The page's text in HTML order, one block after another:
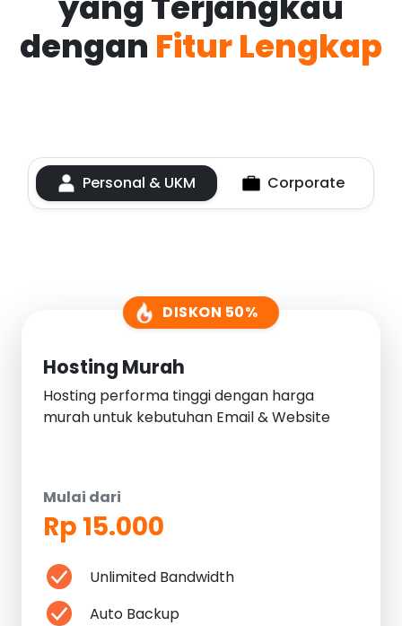
dengan Fitur Lengkap
Personal & UKM Corporate
DISKON 50%
Hosting Murah
Hosting performa tinggi dengan harga
murah untuk kebutuhan Email & Website
Mulai dari
Rp 15.000
Unlimited Bandwidth
Auto Backup